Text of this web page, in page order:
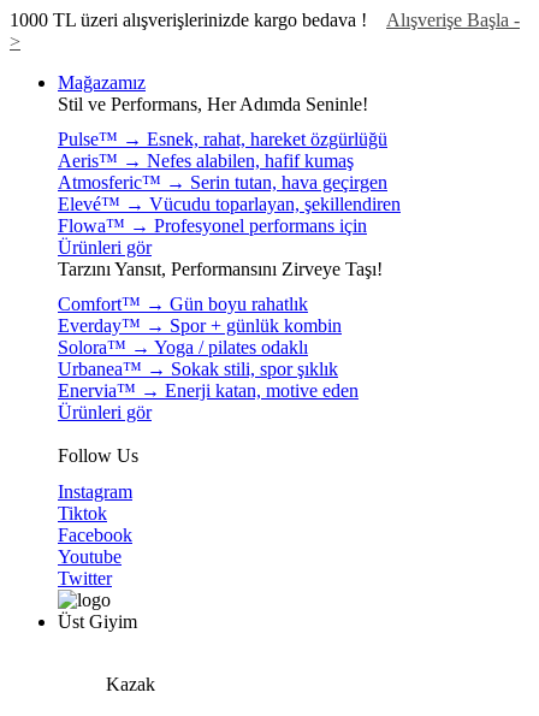
1000 TL üzeri alışverişlerinizde kargo bedava ! Alışverişe Başla -
>
Mağazamız
Stil ve Performans, Her Adımda Seninle!
Pulse™ → Esnek, rahat, hareket özgürlüğü
Aeris™ → Nefes alabilen, hafif kumaş
Atmosferic™ → Serin tutan, hava geçirgen
Elevé™ → Vücudu toparlayan, şekillendiren
Flowa™ → Profesyonel performans için
Ürünleri gör
Tarzını Yansıt, Performansını Zirveye Taşı!
Comfort™ → Gün boyu rahatlık
Everday™ → Spor + günlük kombin
Solora™ → Yoga / pilates odaklı
Urbanea™ → Sokak stili, spor şıklık
Enervia™ → Enerji katan, motive eden
Ürünleri gör
Follow Us
Instagram
Tiktok
Facebook
Youtube
Twitter
Üst Giyim
Kazak